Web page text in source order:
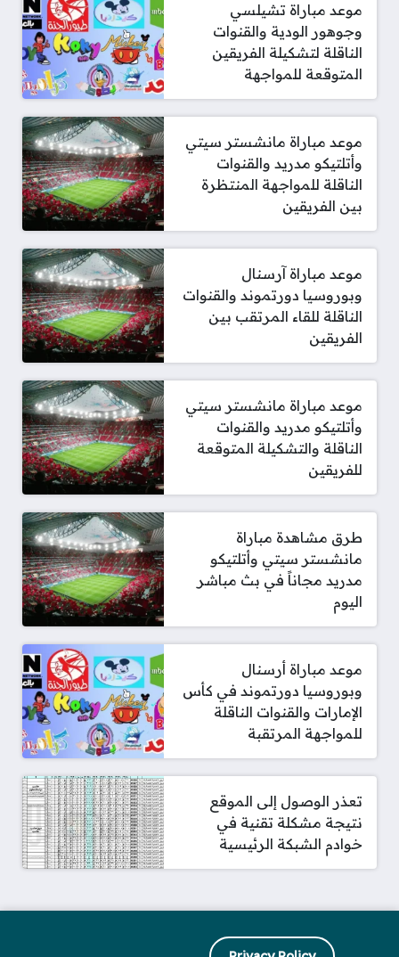
موعد مباراة تشيلسي
وجوهور الودية والقنوات
الناقلة لتشكيلة الفريقين
المتوقعة للمواجهة
موعد مباراة مانشستر سيتي
وأتلتيكو مدريد والقنوات
الناقلة للمواجهة المنتظرة
بين الفريقين
موعد مباراة آرسنال
وبوروسيا دورتموند والقنوات
الناقلة للقاء المرتقب بين
الفريقين
موعد مباراة مانشستر سيتي
وأتلتيكو مدريد والقنوات
الناقلة والتشكيلة المتوقعة
للفريقين
طرق مشاهدة مباراة
مانشستر سيتي وأتلتيكو
مدريد مجاناً في بث مباشر
اليوم
موعد مباراة أرسنال
وبوروسيا دورتموند في كأس
الإمارات والقنوات الناقلة
للمواجهة المرتقبة
تعذر الوصول إلى الموقع
نتيجة مشكلة تقنية في
خوادم الشبكة الرئيسية